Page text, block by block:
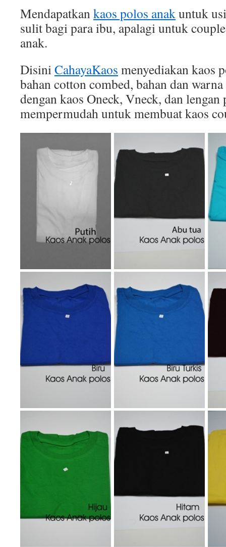
Mendapatkan kaos polos anak untuk
sulit bagi para ibu, apalagi untuk
anak.
Disini CahayaKaos menyediakan kaos
bahan cotton combed, bahan dan
dengan kaos Oneck, Vneck, dan
mempermudah untuk membuat kaos